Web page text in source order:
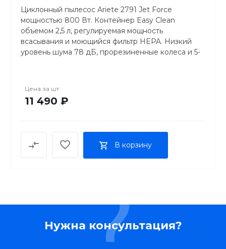
Циклонный пылесос Ariete 2791 Jet Force
мощностью 800 Вт. Контейнер Easy Clean
объемом 2,5 л, регулируемая мощность
всасывания и моющийся фильтр HEPA. Низкий
уровень шума 78 дБ, прорезиненные колеса и 5-
Цена за шт
11 490 ₽
В корзину
Нужна консультация?